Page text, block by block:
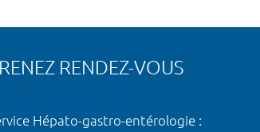
RENDEZ-VOUS
Hépato-gastro-entérologie :